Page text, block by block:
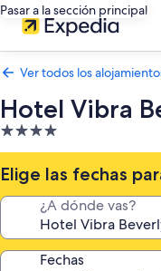
Pasar a la sección principal
Ver todos los
Hotel Vibra
Alojamiento
de
4.0 estrellas
Elige las fechas
¿A dónde vas?
Fechas